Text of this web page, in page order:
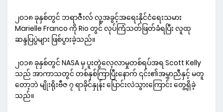
၂၀၁၈ ခုနှစ်တွင် ဘရာဇီးလ် လူ့အခွင့်အရေးနိုင်ငံရေးသမား
Marielle Franco ကို Rio တွင် လုပ်ကြံသတ်ဖြတ်ခံရပြီး လူထု
ဆန္ဒပြပွဲများ ဖြစ်ပွားခဲ့သည်။
၂၀၁၈ ခုနှစ်တွင် NASA မှ ပူးတွဲလေ့လာမှုတစ်ရပ်အရ Scott Kelly
သည် အာကာသတွင် တစ်နှစ်ကြာပြီးနောက် ၎င်း၏အမွှာညီနှင့် မတူ
တော့ဘဲ မျိုးရိုးဗီဇ ၇ ရာခိုင်နှုန်း ပြောင်းလဲသွားကြောင်း တွေ့ရှိခဲ့
သည်။